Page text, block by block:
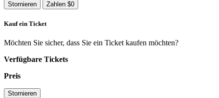
Stornieren Zahlen $0
Kauf ein Ticket
Möchten Sie sicher, dass Sie ein Ticket kaufen möchten?
Verfügbare Tickets
Preis
Stornieren